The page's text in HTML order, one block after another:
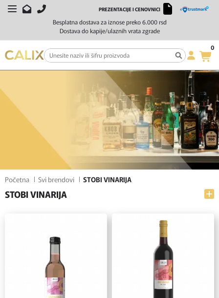
Besplatna dostava za iznose preko 6.000 rsd
Dostava do kapije/ulaznih vrata zgrade
PREZENTACIJE I CENOVNICI
0
Početna Svi brendovi STOBI VINARIJA
STOBI VINARIJA
FILTERI
SORTIRAJ